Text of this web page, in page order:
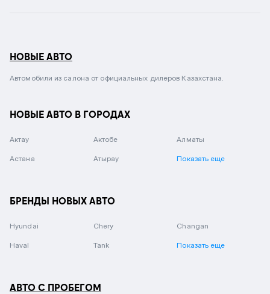
НОВЫЕ АВТО
Автомобили из салона от официальных дилеров Казахстана.
НОВЫЕ АВТО В ГОРОДАХ
Актау Актобе Алматы
Астана Атырау Показать еще
БРЕНДЫ НОВЫХ АВТО
Hyundai Chery Changan
Haval Tank Показать еще
АВТО С ПРОБЕГОМ